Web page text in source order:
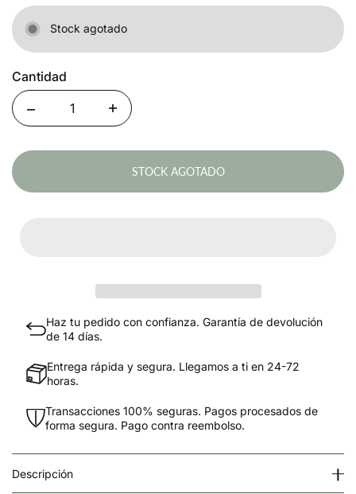
Stock agotado
Cantidad
Quantity
STOCK AGOTADO
Haz tu pedido con confianza. Garantía de devolución
de 14 días.
Entrega rápida y segura. Llegamos a ti en 24-72
horas.
Transacciones 100% seguras. Pagos procesados de
forma segura. Pago contra reembolso.
Descripción